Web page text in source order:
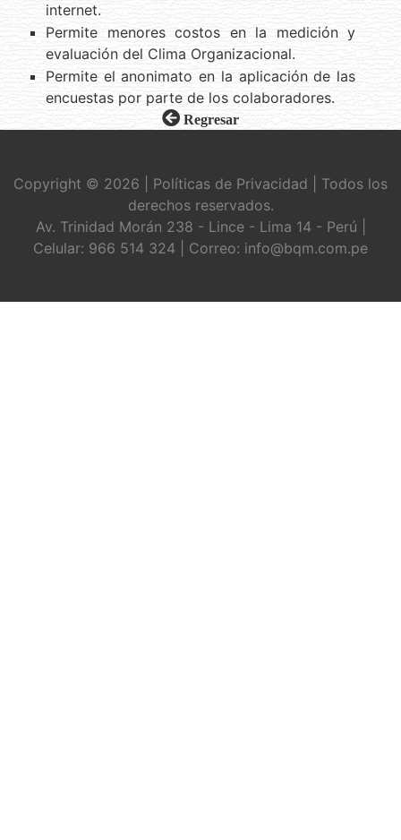
internet.
Permite menores costos en la medición y
evaluación del Clima Organizacional.
Permite el anonimato en la aplicación de las
encuestas por parte de los colaboradores.
Regresar
Copyright © 2026 | Políticas de Privacidad | Todos los
derechos reservados.
Av. Trinidad Morán 238 - Lince - Lima 14 - Perú |
Celular: 966 514 324 | Correo: info@bqm.com.pe